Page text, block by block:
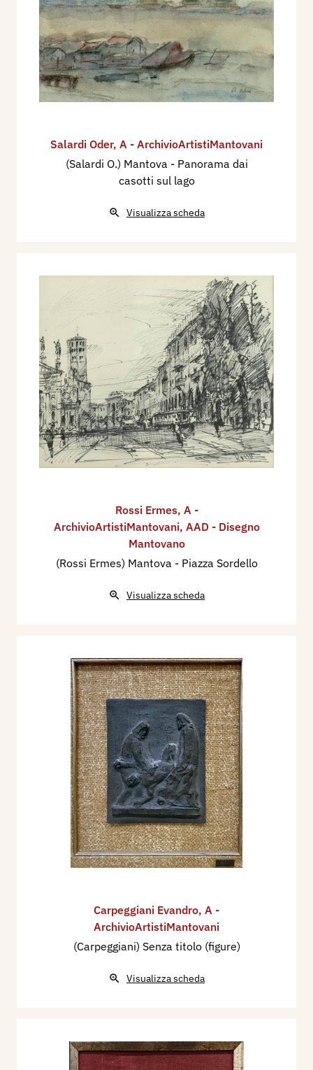
Salardi Oder, A - ArchivioArtistiMantovani
(Salardi O.) Mantova - Panorama dai
casotti sul lago
Visualizza scheda
Rossi Ermes, A -
ArchivioArtistiMantovani, AAD - Disegno
Mantovano
(Rossi Ermes) Mantova - Piazza Sordello
Visualizza scheda
Carpeggiani Evandro, A -
ArchivioArtistiMantovani
(Carpeggiani) Senza titolo (figure)
Visualizza scheda